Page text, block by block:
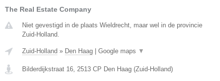
The Real Estate Company
Niet gevestigd in de plaats Wieldrecht, maar wel in de provincie
Zuid-Holland.
Zuid-Holland » Den Haag | Google maps ▼
Bilderdijkstraat 16 2513 CP Den Haag (Zuid-Holland)